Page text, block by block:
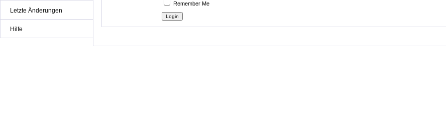
Letzte Änderungen
Hilfe
Remember Me